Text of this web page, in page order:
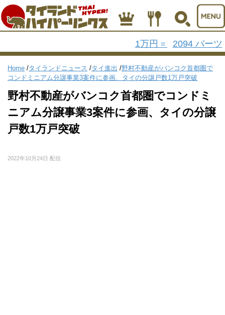
1万円 = 2094 バーツ
Home /タイランドニュース /タイ進出 /野村不動産がバンコク首都圏で
コンドミニアム分譲事業3案件に参画、タイの分譲戸数1万戸突破
野村不動産がバンコク首都圏でコンドミ
ニアム分譲事業3案件に参画、タイの分譲
戸数1万戸突破
2022年10月24日 配信